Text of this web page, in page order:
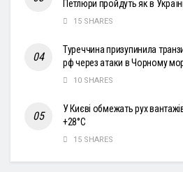
Петлюри пройдуть як в
15 SHARES
Туреччина призупинила
рф через атаки в Чорному
10 SHARES
У Києві обмежать рух
+28°С
15 SHARES